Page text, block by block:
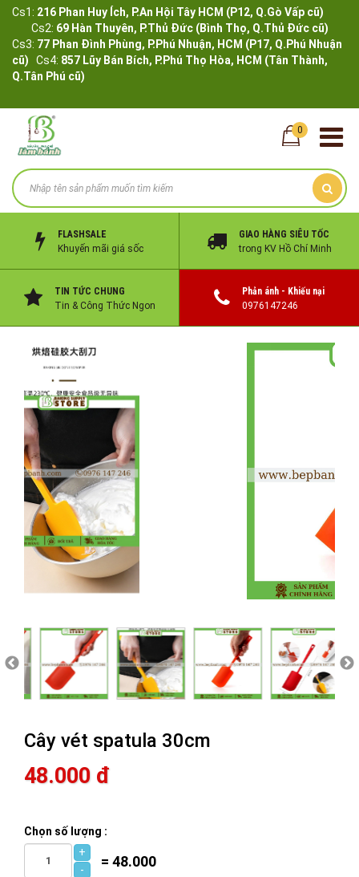
Cs1: 216 Phan Huy Ích, P.An Hội Tây HCM (P12, Q.Gò Vấp cũ)
Cs2: 69 Hàn Thuyên, P.Thủ Đức (Bình Thọ, Q.Thủ Đức cũ)
Cs3: 77 Phan Đình Phùng, P.Phú Nhuận, HCM (P17, Q.Phú Nhuận
cũ) Cs4: 857 Lũy Bán Bích, P.Phú Thọ Hòa, HCM (Tân Thành,
Q.Tân Phú cũ)
0
FLASHSALE
Khuyến mãi giá sốc
GIAO HÀNG SIÊU TỐC
trong KV Hồ Chí Minh
TIN TỨC CHUNG
Tin & Công Thức Ngon
Phản ánh - Khiếu nại
0976147246
Cây vét spatula 30cm
48.000 đ
Chọn số lượng :
+
-
= 48.000